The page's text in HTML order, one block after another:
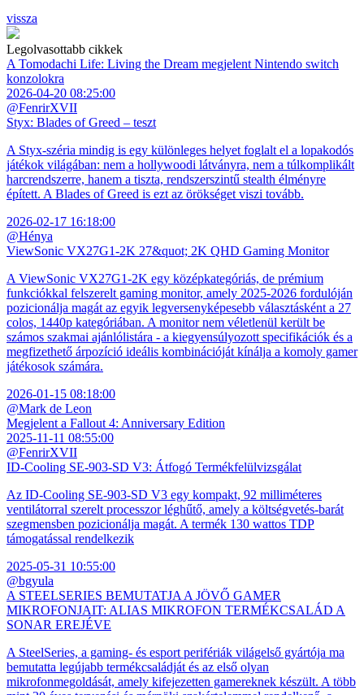
vissza
Legolvasottabb cikkek
A Tomodachi Life: Living the Dream megjelent Nintendo switch
konzolokra
2026-04-20 08:25:00
@FenrirXVII
Styx: Blades of Greed – teszt
A Styx-széria mindig is egy különleges helyet foglalt el a lopakodós
játékok világában: nem a hollywoodi látványra, nem a túlkomplikált
harcrendszerre, hanem a tiszta, rendszerszintű stealth élményre
épített. A Blades of Greed is ezt az örökséget viszi tovább.
2026-02-17 16:18:00
@Hénya
ViewSonic VX27G1-2K 27&quot; 2K QHD Gaming Monitor
A ViewSonic VX27G1-2K egy középkategóriás, de prémium
funkciókkal felszerelt gaming monitor, amely 2025-2026 fordulóján
pozicionálja magát az egyik legversenyképesebb választásként a 27
colos, 1440p kategóriában. A monitor nem véletlenül került be
számos szakmai ajánlólistára - a kiegyensúlyozott specifikációk és a
megfizethető árpozíció ideális kombinációját kínálja a komoly gamer
játékosok számára.
2026-01-15 08:18:00
@Mark de Leon
Megjelent a Fallout 4: Anniversary Edition
2025-11-11 08:55:00
@FenrirXVII
ID-Cooling SE-903-SD V3: Átfogó Termékfelülvizsgálat
Az ID-Cooling SE-903-SD V3 egy kompakt, 92 milliméteres
ventilátorral szerelt processzor léghűtő, amely a költségvetés-barát
szegmensben pozicionálja magát. A termék 130 wattos TDP
támogatással rendelkezik
2025-05-31 10:55:00
@bgyula
A STEELSERIES BEMUTATJA A JÖVŐ GAMER
MIKROFONJAIT: ALIAS MIKROFON TERMÉKCSALÁD A
SONAR EREJÉVE
A SteelSeries, a gaming- és esport perifériák világelső gyártója ma
bemutatta legújabb termékcsaládját és az első olyan
mikrofonmegoldását, amely kifejezetten gamereknek készült. A több